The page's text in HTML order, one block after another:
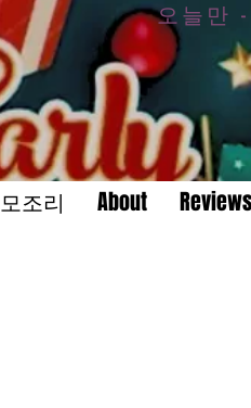
오늘만
모조리 About Reviews